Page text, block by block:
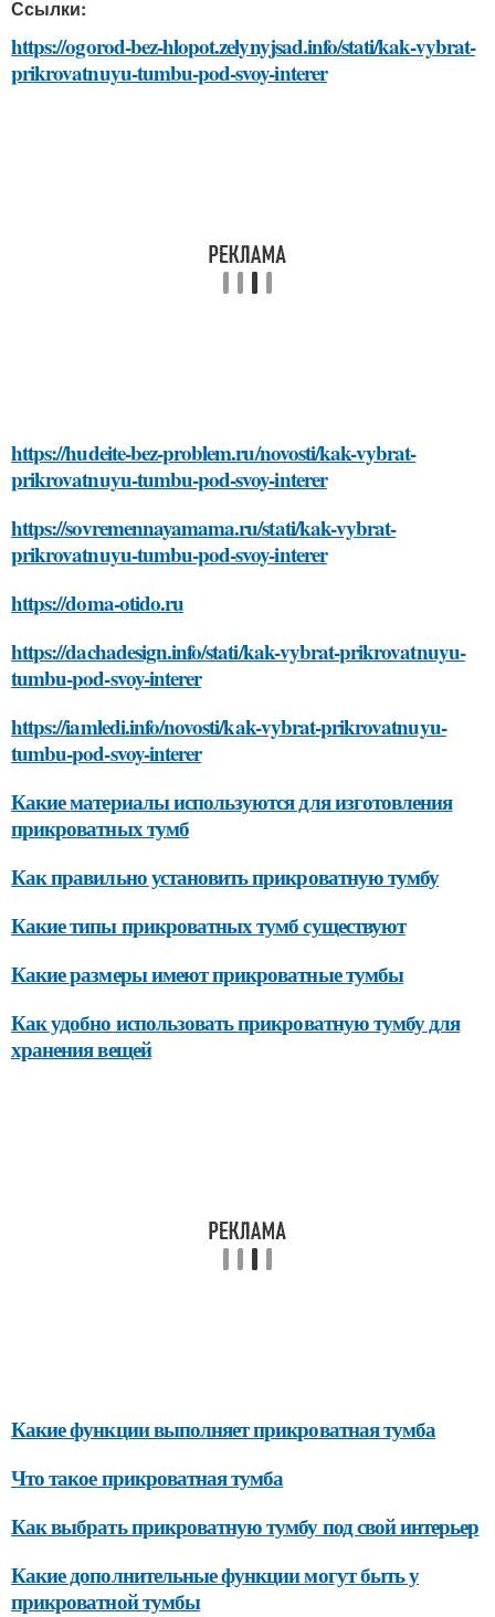
Ссылки:
https://ogorod-bez-hlopot.zelynyjsad.info/stati/kak-vybrat-
prikrovatnuyu-tumbu-pod-svoy-interer
https://hudeite-bez-problem.ru/novosti/kak-vybrat-
prikrovatnuyu-tumbu-pod-svoy-interer
https://sovremennayamama.ru/stati/kak-vybrat-
prikrovatnuyu-tumbu-pod-svoy-interer
https://doma-otido.ru
https://dachadesign.info/stati/kak-vybrat-prikrovatnuyu-
tumbu-pod-svoy-interer
https://iamledi.info/novosti/kak-vybrat-prikrovatnuyu-
tumbu-pod-svoy-interer
Какие материалы используются для изготовления
прикроватных тумб
Как правильно установить прикроватную тумбу
Какие типы прикроватных тумб существуют
Какие размеры имеют прикроватные тумбы
Как удобно использовать прикроватную тумбу для
хранения вещей
Какие функции выполняет прикроватная тумба
Что такое прикроватная тумба
Как выбрать прикроватную тумбу под свой интерьер
Какие дополнительные функции могут быть у
прикроватной тумбы